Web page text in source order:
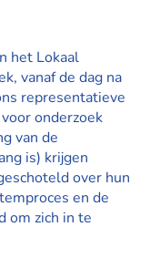
het Lokaal
vanaf de dag na
representatieve
onderzoek
van de
is) krijgen
over hun
en de
om zich in te